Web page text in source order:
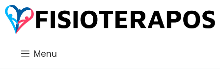
Saltar
al
contenido
Menu